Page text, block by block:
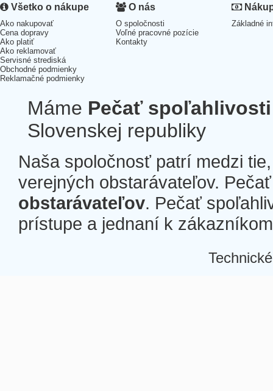
Všetko o nákupe
Ako nakupovať
Cena dopravy
Ako platiť
Ako reklamovať
Servisné strediská
Obchodné podmienky
Reklamačné podmienky
O nás
O spoločnosti
Voľné pracovné pozície
Kontakty
Základné
Máme Pečať spoľahlivosti
Slovenskej republiky
Naša spoločnosť patrí medzi
verejných obstarávateľov.
obstarávateľov. Pečať
prístupe a jednaní k